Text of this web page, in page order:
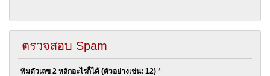
ตรวจสอบ Spam
พิมตัวเลข 2 หลักอะไรก็ได้ (ตัวอย่างเช่น: 12) *